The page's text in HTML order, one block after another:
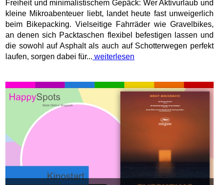
Freiheit und minimalistischem Gepäck: Wer Aktivurlaub und
kleine Mikroabenteuer liebt, landet heute fast unweigerlich
beim Bikepacking. Vielseitige Fahrräder wie Gravelbikes,
an denen sich Packtaschen flexibel befestigen lassen und
die sowohl auf Asphalt als auch auf Schotterwegen perfekt
laufen, sorgen dabei für... weiterlesen